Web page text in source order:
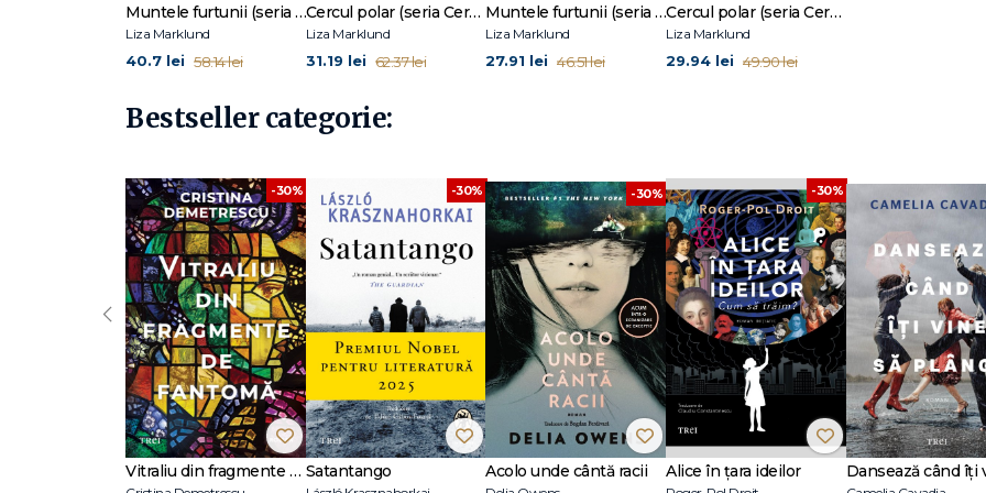
Muntele furtunii (seria Cercul polar, vol. 3)
Liza Marklund
40.7 lei 58.14 lei
Cercul polar (seria Cercul polar, vol. 1)
Liza Marklund
31.19 lei 62.37 lei
Muntele furtunii (seria Cercul polar, vol. 3)
Liza Marklund
27.91 lei 46.51 lei
Cercul polar (seria Cercul polar, vol. 1)
Liza Marklund
29.94 lei 49.90 lei
Bestseller categorie:
-30%
Vitraliu din fragmente de fantomă
-30%
Satantango
-30%
Acolo unde cântă racii
-30%
Alice în țara ideilor
‹